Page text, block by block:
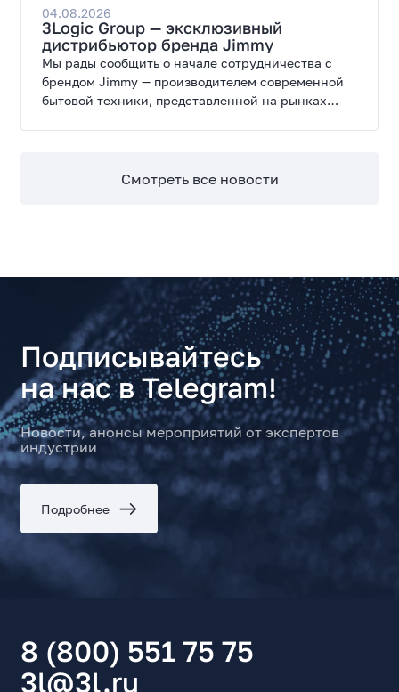
широкие возможности модернизации.
04.08.2026
3Logic Group — эксклюзивный
дистрибьютор бренда Jimmy
Мы рады сообщить о начале сотрудничества с
брендом Jimmy — производителем современной
бытовой техники, представленной на рынках
Смотреть все новости
Подписывайтесь
на нас в Telegram!
Новости, анонсы мероприятий от экспертов
индустрии
Подробнее
8 (800) 551 75 75
3l@3l.ru